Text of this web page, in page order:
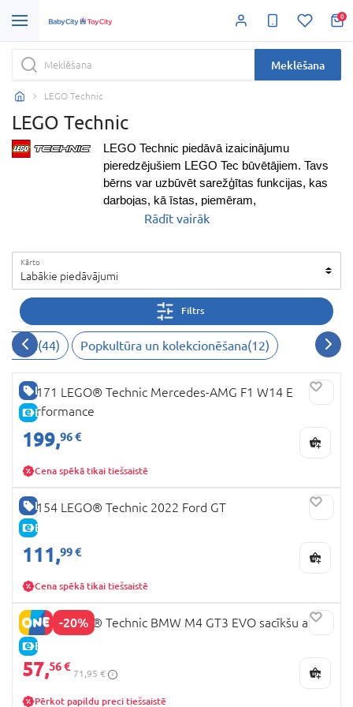
0
Meklēšana
LEGO Technic
LEGO Technic
LEGO Technic piedāvā izaicinājumu
pieredzējušiem LEGO Tec būvētājiem. Tavs
bērns var uzbūvēt sarežģītas funkcijas, kas
darbojas, kā īstas, piemēram,
pārnesumkārbas un stūres sistēmas. Šie
nesīs gandarījumu. Uzbūvē leģendāro super-
auto, klasiskā Bugatti Chiron modeli mērogā
1:8. Vislabākais papildinājums ikvienaLEGO
Technic spēles
auto modeļu kolekcijai.
lietā maksimālā ātruma atslēgu.
aktīvo aizmugurējo spārnu vadības vai
maksimālā ātruma pozīcijā. Detalizēts
vadības panelis,Ar pilnībā funkcionālu Technic
8 pārnesumu ātrumkārbu. Autentisks salons,
Volvo
LEGO Technic "6x6 Volvo pašizgāzējs" ir
lieliski piemērots bērniem, kuriem patīk
celtniecības transportlīdzekļi. Kravas auto
novietojuma motors, 1 īpaši liels motors un
Bluetooth, nodrošinot reālistiskas funkcijas.
Ducati Panigale V4 R, iegūsti unikālu iespēju
izpētīt visus elementus un funkcijas, kas
veido šo leģendāro motociklu. Iekļauta arī divu
ātrumu pārnesumkārba — pirmo reizi LEGO
izsmalcināts stils, izcila darbība, tas raksturo
šo motociklu. Pārsteidzoši elementi iedzīvina
Ducati stilu! Ducati fani pratīs novērtēt šīs
Rādīt vairāk
Kārto
Labākie piedāvājumi
Filtrs
(44) Popkultūra un kolekcionēšana(12)
LABA CENA
E-CENA
42171 LEGO® Technic Mercedes-AMG F1 W14 E
Performance
199,96 €
Cena spēkā tikai tiešsaistē
LABA CENA
E-CENA
42154 LEGO® Technic 2022 Ford GT
111,99 €
Cena spēkā tikai tiešsaistē
-20%
E-CENA
42226 LEGO® Technic BMW M4 GT3 EVO sacīkšu auto
57,56 €
71,95 €
Pērkot papildu preci tiešsaistē